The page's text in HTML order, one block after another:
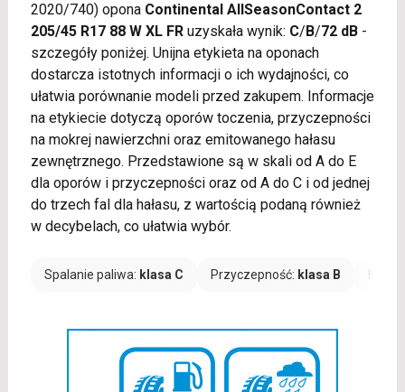
2020/740) opona Continental AllSeasonContact 2
205/45 R17 88 W XL FRuzyskała wynik: C/ B/72 dB-
szczegóły poniżej. Unijna etykieta na oponach
dostarcza istotnych informacji o ich wydajności, co
ułatwia porównanie modeli przed zakupem. Informacje
na etykiecie dotyczą oporów toczenia, przyczepności
na mokrej nawierzchni oraz emitowanego hałasu
zewnętrznego. Przedstawione są w skali od A do E
dla oporów i przyczepności oraz od A do C i od jednej
do trzech fal dla hałasu, z wartością podaną również
w decybelach, co ułatwia wybór.
Spalanie paliwa: klasa C Przyczepność: klasa B